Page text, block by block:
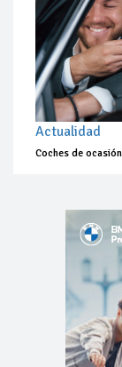
Actualidad
Coches de